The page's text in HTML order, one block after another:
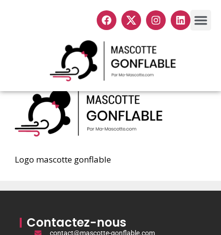
Menu
Logo mascotte gonflable
Logo mascotte gonflable
Contactez-nous
contact@mascotte-gonflable.com